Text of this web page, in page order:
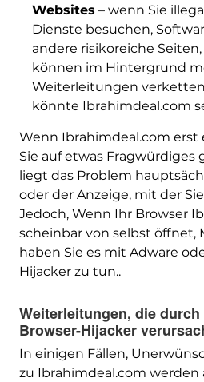
Websites – wenn Sie
Dienste besuchen,
andere risikoreiche
können im Hintergrund
Weiterleitungen
könnte Ibrahimdeal.com
Wenn Ibrahimdeal.com erst
Sie auf etwas Fragwürdiges
liegt das Problem
oder der Anzeige, mit der
Jedoch, Wenn Ihr Browser
scheinbar von selbst öffnet,
haben Sie es mit Adware
Hijacker zu tun..
Weiterleitungen, die
Browser-Hijacker
In einigen Fällen,
zu Ibrahimdeal.com werden